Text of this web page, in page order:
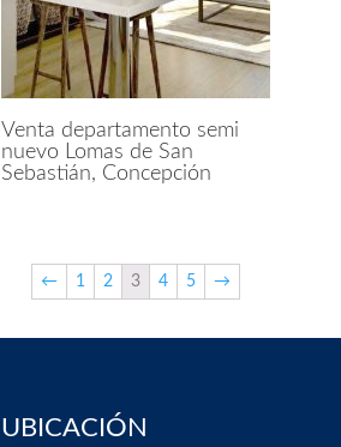
Venta departamento semi
nuevo Lomas de San
Sebastián, Concepción
← 1 2 3 4 5 →
UBICACIÓN